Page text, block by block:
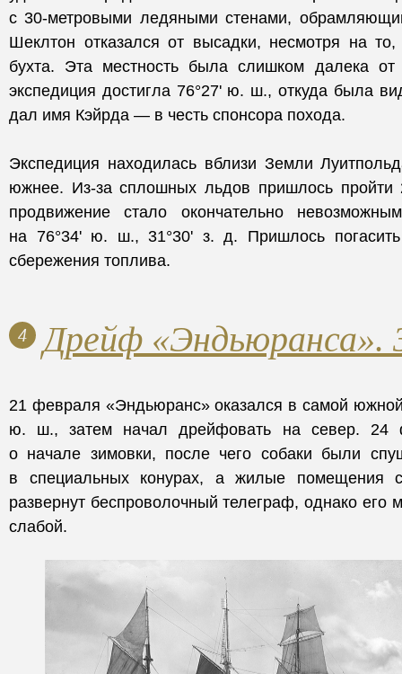
с 30-метровыми ледяными стенами,
Шеклтон отказался от высадки, несмотря на
бухта. Эта местность была слишком далека
экспедиция достигла 76°27' ю. ш., откуда была
дал имя Кэйрда — в честь спонсора похода.
Экспедиция находилась вблизи Земли
южнее. Из-за сплошных льдов пришлось пройти
продвижение стало окончательно
на 76°34' ю. ш., 31°30' з. д. Пришлось
сбережения топлива.
4 Дрейф «Эндьюранса».
21 февраля «Эндьюранс» оказался в самой
ю. ш., затем начал дрейфовать на север. 24
о начале зимовки, после чего собаки были
в специальных конурах, а жилые помещения
развернут беспроволочный телеграф, однако его
слабой.